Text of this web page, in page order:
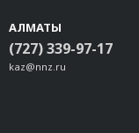
АЛМАТЫ
(727) 339-97-17
kaz@nnz.ru